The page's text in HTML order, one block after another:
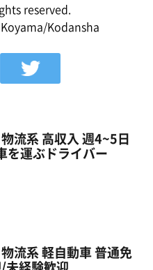
reserved.
Kodansha
流系 高収入 週4~5日
を運ぶドライバー
流系 軽自動車 普通免